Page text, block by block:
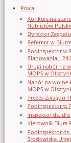
Praca
Konkurs na
Noblistów
Dyrektor
Referent w
Podinspektor w
Planowania -
Drugi nabór na
MOPS w
Nabór na wolne
MOPS w
Prezes Zarządu
Podinspektor w
Inspektor ds.
Kierownik Biura
Podinspektor
Środowiska